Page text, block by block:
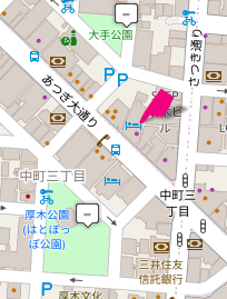
※ マップを検索、表示中